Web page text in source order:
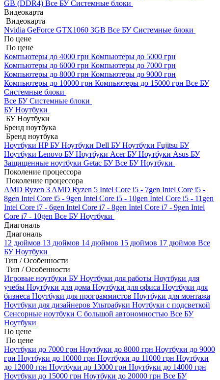
GB (DDR4) Все БУ Системные блоки
Видеокарта
Видеокарта
Nvidia GeForce GTX1060 3GB Все БУ Системные блоки
По цене
По цене
Компьютеры до 4000 грн Компьютеры до 5000 грн
Компьютеры до 6000 грн Компьютеры до 7000 грн
Компьютеры до 8000 грн Компьютеры до 9000 грн
Компьютеры до 10000 грн Компьютеры до 15000 грн Все БУ
Системные блоки
Все БУ Системные блоки
БУ Ноутбуки
БУ Ноутбуки
Бренд ноутбука
Бренд ноутбука
Ноутбуки HP БУНоутбуки Dell БУНоутбуки Fujitsu БУ
Ноутбуки Lenovo БУНоутбуки Acer БУНоутбуки Asus БУ
Защищенные ноутбуки Getac БУВсе БУ Ноутбуки
Поколение процессора
Поколение процессора
AMD Ryzen 3 AMD Ryzen 5 Intel Core i5 - 7gen Intel Core i5 -
8gen Intel Core i5 - 9gen Intel Core i5 - 10gen Intel Core i5 - 11gen
Intel Core i7 - 6gen Intel Core i7 - 8gen Intel Core i7 - 9gen Intel
Core i7 - 10gen Все БУ Ноутбуки
Диагональ
Диагональ
12 дюймов 13 дюймов 14 дюймов 15 дюймов 17 дюймов Все
БУ Ноутбуки
Тип / Особенности
Тип / Особенности
Игровые ноутбуки БУНоутбуки для работы Ноутбуки для
учебы Ноутбуки для дома Ноутбуки для офиса Ноутбуки для
бизнеса Ноутбуки для программистов Ноутбуки для монтажа
Ноутбуки для дизайнеров Ультрабуки Ноутбуки с подсветкой
Сенсорные ноутбуки С большой автономностью Все БУ
Ноутбуки
По цене
По цене
Ноутбуки до 7000 грн Ноутбуки до 8000 грн Ноутбуки до 9000
грн Ноутбуки до 10000 грн Ноутбуки до 11000 грн Ноутбуки
до 12000 грн Ноутбуки до 13000 грн Ноутбуки до 14000 грн
Ноутбуки до 15000 грн Ноутбуки до 20000 грн Все БУ